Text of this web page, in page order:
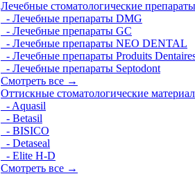
Лечебные стоматологические препараты
- Лечебные препараты DMG
- Лечебные препараты GC
- Лечебные препараты NEO DENTAL
- Лечебные препараты Produits
- Лечебные препараты Septodont
Смотреть все →
Оттискные стоматологические
- Aquasil
- Betasil
- BISICO
- Detaseal
- Elite H-D
Смотреть все →